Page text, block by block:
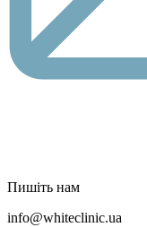
Пишіть нам
info@whiteclinic.ua